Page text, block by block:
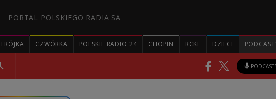
PORTAL POLSKIEGO RADIA SA
TRÓJKA CZWÓRKA POLSKIE RADIO 24 CHOPIN RCKL DZIECI